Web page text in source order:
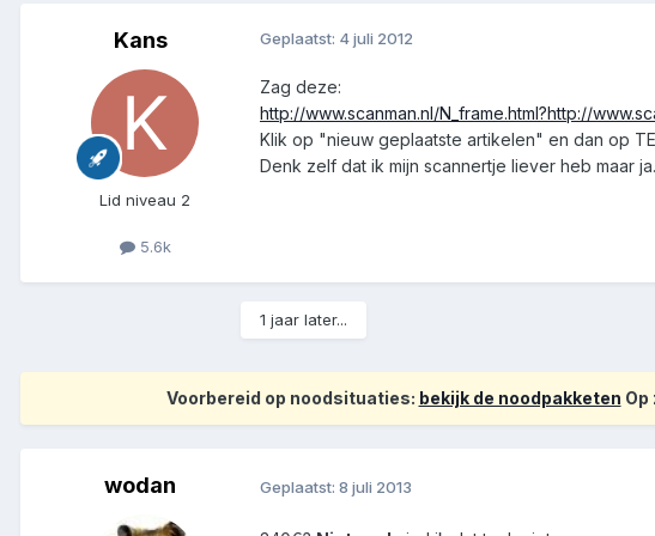
Kans
Lid niveau 2
5.6k
Geplaatst: 4 juli 2012
Zag deze:
http://www.scanman.nl/N_frame.html?http://
Klik op "nieuw geplaatste artikelen" en dan op
Denk zelf dat ik mijn scannertje liever heb maar ja.
1 jaar later...
Voorbereid op noodsituaties: bekijk de noodpakketen
wodan Geplaatst: 8 juli 2013